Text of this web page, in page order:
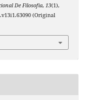
De Filosofia, 13(1),
(Original